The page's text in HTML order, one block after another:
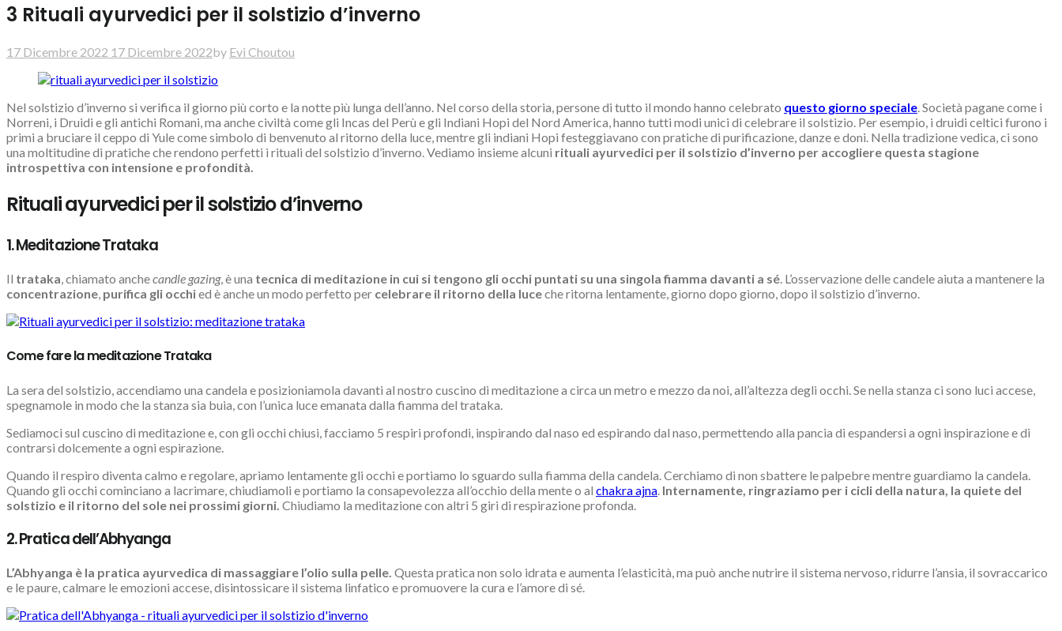
3 Rituali ayurvedici per il solstizio d’inverno
17 Dicembre 2022 17 Dicembre 2022by Evi Choutou
Nel solstizio d’inverno si verifica il giorno più corto e la notte più lunga dell’anno. Nel corso della storia, persone di tutto il mondo hanno celebrato questo giorno speciale. Società pagane come i
Norreni, i Druidi e gli antichi Romani, ma anche civiltà come gli Incas del Perù e gli Indiani Hopi del Nord America, hanno tutti modi unici di celebrare il solstizio. Per esempio, i druidi celtici furono i
primi a bruciare il ceppo di Yule come simbolo di benvenuto al ritorno della luce, mentre gli indiani Hopi festeggiavano con pratiche di purificazione, danze e doni. Nella tradizione vedica, ci sono
una moltitudine di pratiche che rendono perfetti i rituali del solstizio d’inverno. Vediamo insieme alcuni rituali ayurvedici per il solstizio d’inverno per accogliere questa stagione
introspettiva con intensione e profondità.
Rituali ayurvedici per il solstizio d’inverno
1. Meditazione Trataka
Il trataka, chiamato anchecandle gazing, è una tecnica di meditazione in cui si tengono gli occhi puntati su una singola fiamma davanti a sé. L’osservazione delle candele aiuta a mantenere la
concentrazione, purifica gli occhied è anche un modo perfetto per celebrare il ritorno della luceche ritorna lentamente, giorno dopo giorno, dopo il solstizio d’inverno.
Come fare la meditazione Trataka
La sera del solstizio, accendiamo una candela e posizioniamola davanti al nostro cuscino di meditazione a circa un metro e mezzo da noi, all’altezza degli occhi. Se nella stanza ci sono luci accese,
spegnamole in modo che la stanza sia buia, con l’unica luce emanata dalla fiamma del trataka.
Sediamoci sul cuscino di meditazione e, con gli occhi chiusi, facciamo 5 respiri profondi, inspirando dal naso ed espirando dal naso, permettendo alla pancia di espandersi a ogni inspirazione e di
contrarsi dolcemente a ogni espirazione.
Quando il respiro diventa calmo e regolare, apriamo lentamente gli occhi e portiamo lo sguardo sulla fiamma della candela. Cerchiamo di non sbattere le palpebre mentre guardiamo la candela.
Quando gli occhi cominciano a lacrimare, chiudiamoli e portiamo la consapevolezza all’occhio della mente o al chakra ajna. Internamente, ringraziamo per i cicli della natura, la quiete del
solstizio e il ritorno del sole nei prossimi giorni. Chiudiamo la meditazione con altri 5 giri di respirazione profonda.
2. Pratica dell’Abhyanga
L’Abhyanga è la pratica ayurvedica di massaggiare l’olio sulla pelle. Questa pratica non solo idrata e aumenta l’elasticità, ma può anche nutrire il sistema nervoso, ridurre l’ansia, il sovraccarico
e le paure, calmare le emozioni accese, disintossicare il sistema linfatico e promuovere la cura e l’amore di sé.